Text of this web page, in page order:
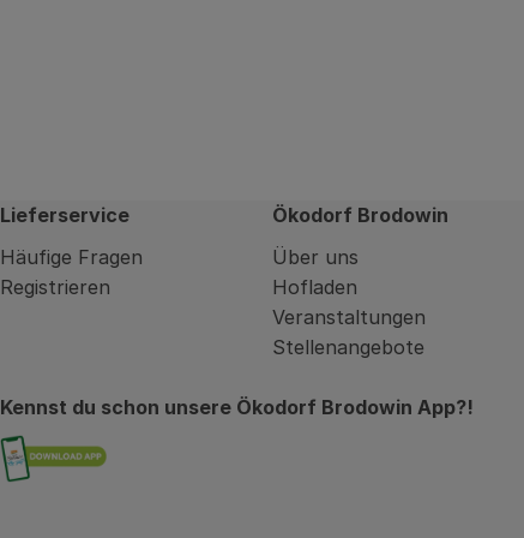
Lieferservice
Häufige Fragen
Registrieren
Ökodorf Brodowin
Über uns
Hofladen
Veranstaltungen
Stellenangebote
Kennst du schon unsere Ökodorf Brodowin App?!
Externer Link zu https://brodowin.de/